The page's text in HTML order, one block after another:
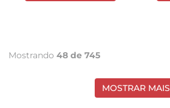
Mostrando 48 de 745
MOSTRAR MAIS